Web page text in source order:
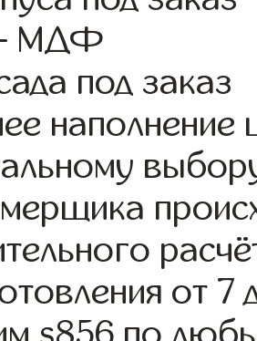
МДФ
под заказ
от 7